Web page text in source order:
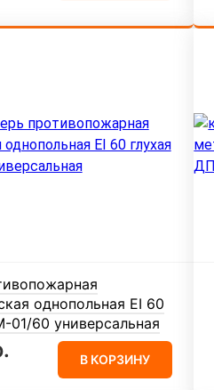
однопольная EI 60
01/60 универсальная
В КОРЗИНУ